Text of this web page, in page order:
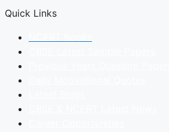
Quick Links